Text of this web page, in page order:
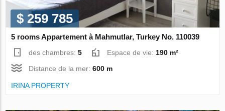
$ 259 785
5 rooms Appartement à Mahmutlar, Turkey No. 110039
des chambres:5 Espace de vie: 190 m²
Distance de la mer:600 m
IRINA PROPERTY